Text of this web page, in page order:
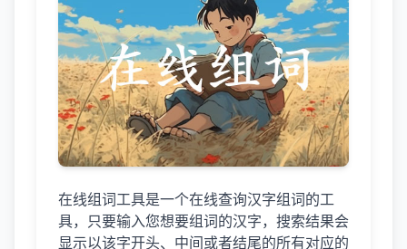
在线组词工具是一个在线查询汉字组词的工
具，只要输入您想要组词的汉字，搜索结果会
显示以该字开头、中间或者结尾的所有对应的